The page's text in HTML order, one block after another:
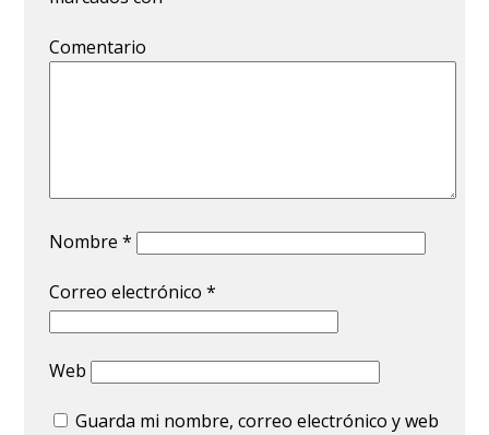
Comentario
Nombre*
Correo electrónico*
Web
Guarda mi nombre, correo electrónico y web